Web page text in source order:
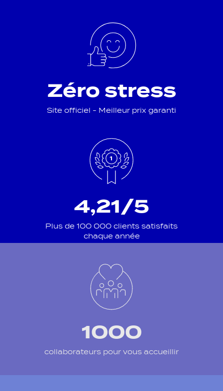
Zéro stress
Site officiel - Meilleur prix garanti
4,21/5
Plus de 100 000 clients satisfaits
chaque année
1000
collaborateurs pour vous accueillir